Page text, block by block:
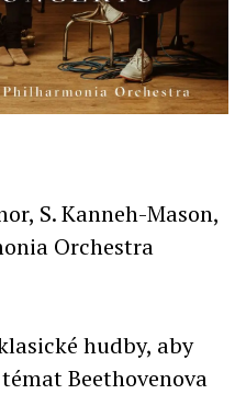
S. Kanneh-Mason,
Orchestra
hudby, aby
Beethovenova